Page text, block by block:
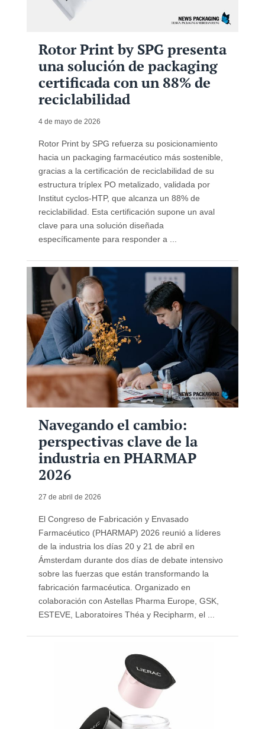
Rotor Print by SPG presenta
una solución de packaging
certificada con un 88% de
reciclabilidad
4 de mayo de 2026
Rotor Print by SPG refuerza su posicionamiento
hacia un packaging farmacéutico más sostenible,
gracias a la certificación de reciclabilidad de su
estructura tríplex PO metalizado, validada por
Institut cyclos-HTP, que alcanza un 88% de
reciclabilidad. Esta certificación supone un aval
clave para una solución diseñada
específicamente para responder a ...
Navegando el cambio:
perspectivas clave de la
industria en PHARMAP
2026
27 de abril de 2026
El Congreso de Fabricación y Envasado
Farmacéutico (PHARMAP) 2026 reunió a líderes
de la industria los días 20 y 21 de abril en
Ámsterdam durante dos días de debate intensivo
sobre las fuerzas que están transformando la
fabricación farmacéutica. Organizado en
colaboración con Astellas Pharma Europe, GSK,
ESTEVE, Laboratoires Théa y Recipharm, el ...